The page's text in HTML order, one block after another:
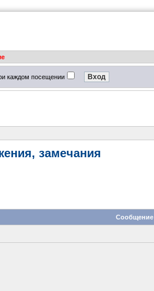
каждом посещении
замечания
Сообщение